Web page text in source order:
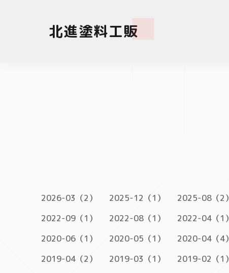
北進塗料工販
2026-03（2） 2025-12（1） 2025-08（2）
2022-09（1）
2022-08（1） 2022-04（1）
2020-06（1）
2020-05（1） 2020-04（4）
2019-04（2）
2019-03（1） 2019-02（1）